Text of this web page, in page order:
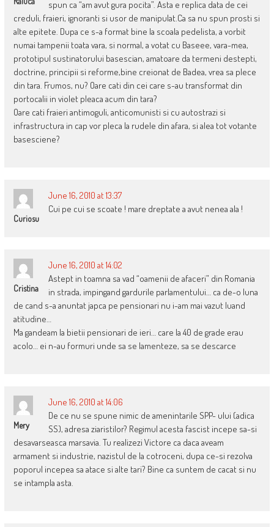
spun ca “am avut gura pocita”. Asta e replica data de cei
creduli, fraieri, ignoranti si usor de manipulat.Ca sa nu spun prosti si
alte epitete. Dupa ce s-a format bine la scoala pedelista, a vorbit
numai tampenii toata vara, si normal, a votat cu Baseee, vara-mea,
prototipul sustinatorului basescian, amatoare da termeni destepti,
doctrine, principii si reforme,bine creionat de Badea, vrea sa plece
din tara. Frumos, nu? Oare cati din cei care s-au transformat din
portocalii in violet pleaca acum din tara?
Oare cati fraieri antimoguli, anticomunisti si cu autostrazi si
infrastructura in cap vor pleca la rudele din afara, si alea tot votante
basesciene?
Curiosu
June 16, 2010 at 13:37
Cui pe cui se scoate ! mare dreptate a avut nenea ala !
Cristina
June 16, 2010 at 14:02
Astept in toamna sa vad “oamenii de afaceri” din Romania
in strada, impingand gardurile parlamentului… ca de-o luna
de cand s-a anuntat japca pe pensionari nu i-am mai vazut luand
atitudine…
Ma gandeam la bietii pensionari de ieri… care la 40 de grade erau
acolo… ei n-au formuri unde sa se lamenteze, sa se descarce
Mery
June 16, 2010 at 14:06
De ce nu se spune nimic de amenintarile SPP- ului (adica
SS), adresa ziaristilor? Regimul acesta fascist incepe sa-si
desavarseasca marsavia. Tu realizezi Victore ca daca aveam
armament si industrie, nazistul de la cotroceni, dupa ce-si rezolva
poporul incepea sa atace si alte tari? Bine ca suntem de cacat si nu
se intampla asta.